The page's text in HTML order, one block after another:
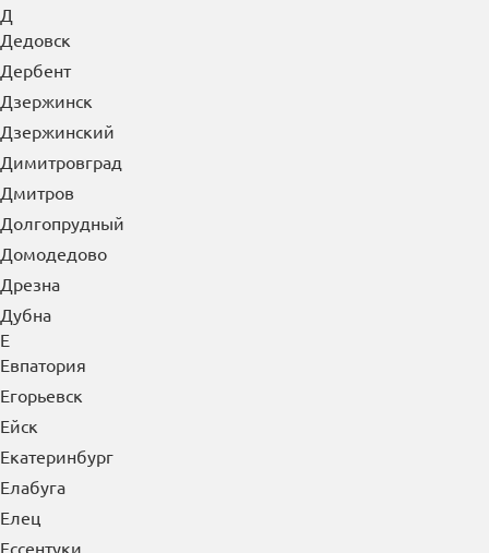
Д
Дедовск
Дербент
Дзержинск
Дзержинский
Димитровград
Дмитров
Долгопрудный
Домодедово
Дрезна
Дубна
Е
Евпатория
Егорьевск
Ейск
Екатеринбург
Елабуга
Елец
Ессентуки